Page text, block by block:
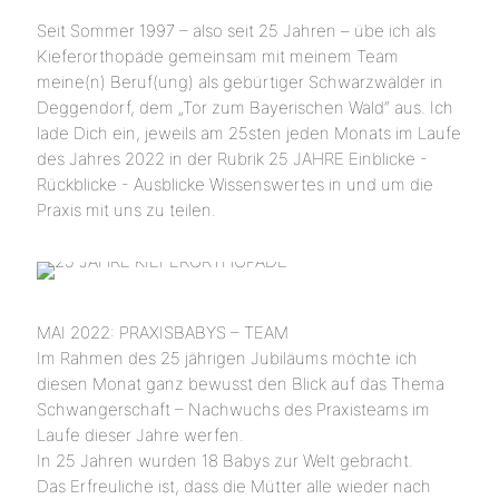
Seit Sommer 1997 – also seit 25 Jahren – übe ich als
Kieferorthopäde gemeinsam mit meinem Team
meine(n) Beruf(ung) als gebürtiger Schwarzwälder in
Deggendorf, dem „Tor zum Bayerischen Wald“ aus. Ich
lade Dich ein, jeweils am 25sten jeden Monats im Laufe
des Jahres 2022 in der Rubrik 25 JAHRE Einblicke -
Rückblicke - Ausblicke Wissenswertes in und um die
Praxis mit uns zu teilen.
MAI 2022: PRAXISBABYS – TEAM
Im Rahmen des 25 jährigen Jubiläums möchte ich
diesen Monat ganz bewusst den Blick auf das Thema
Schwangerschaft – Nachwuchs des Praxisteams im
Laufe dieser Jahre werfen.
In 25 Jahren wurden 18 Babys zur Welt gebracht.
Das Erfreuliche ist, dass die Mütter alle wieder nach